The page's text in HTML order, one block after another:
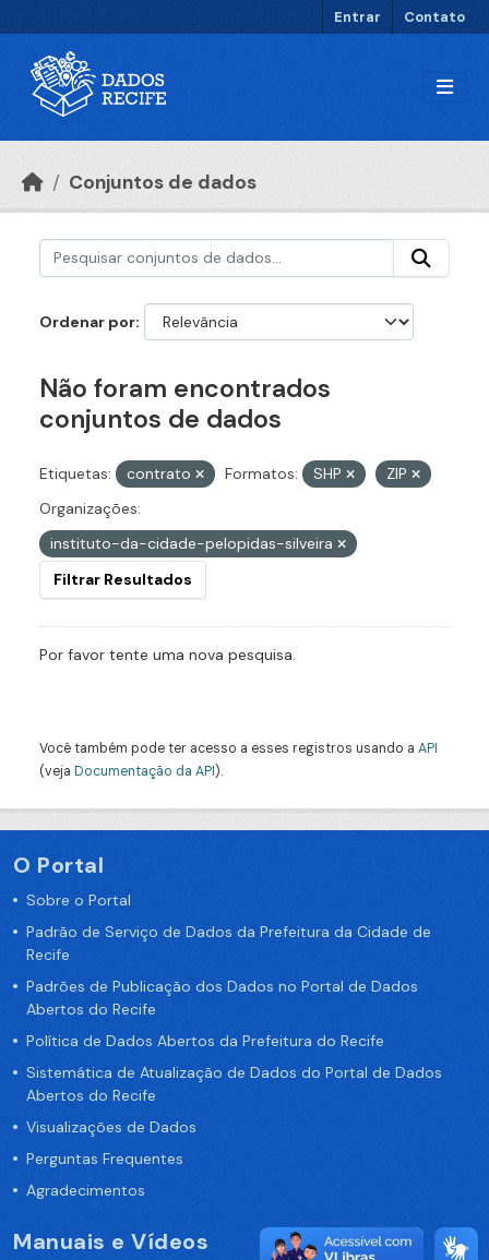
Entrar Contato
Conjuntos de dados
Ordenar por
Não foram encontrados
conjuntos de dados
Etiquetas: contrato Formatos: SHP
ZIP
Organizações:
instituto-da-cidade-pelopidas-silveira
Filtrar Resultados
Por favor tente uma nova pesquisa.
Você também pode ter acesso a esses registros usando a API
(veja Documentação da API).
O Portal
Sobre o Portal
Padrão de Serviço de Dados da Prefeitura da Cidade de
Recife
Padrões de Publicação dos Dados no Portal de Dados
Abertos do Recife
Política de Dados Abertos da Prefeitura do Recife
Sistemática de Atualização de Dados do Portal de Dados
Abertos do Recife
Visualizações de Dados
Perguntas Frequentes
Agradecimentos
Manuais e Vídeos